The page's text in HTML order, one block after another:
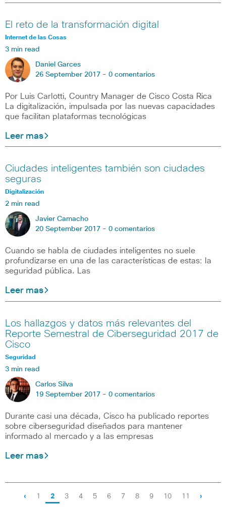
El reto de la transformación digital
Internet de las Cosas
3 min read
Daniel Garces
26 September 2017 - 0 comentarios
Por Luis Carlotti, Country Manager de Cisco Costa Rica
La digitalización, impulsada por las nuevas capacidades
que facilitan plataformas tecnológicas
Leer mas
Ciudades inteligentes también son ciudades
seguras
Digitalización
2 min read
Javier Camacho
20 September 2017 - 0 comentarios
Cuando se habla de ciudades inteligentes no suele
profundizarse en una de las características de estas: la
seguridad pública. Las
Leer mas
Los hallazgos y datos más relevantes del
Reporte Semestral de Ciberseguridad 2017 de
Cisco
Seguridad
3 min read
Carlos Silva
19 September 2017 - 0 comentarios
Durante casi una década, Cisco ha publicado reportes
sobre ciberseguridad diseñados para mantener
informado al mercado y a las empresas
Leer mas
‹ 1 2 3 4 5 6 7 8 9 10 11 ›